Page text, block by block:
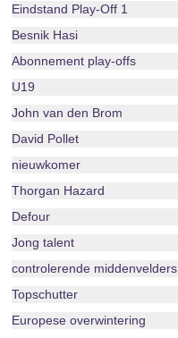
Eindstand Play-Off 1
Besnik Hasi
Abonnement play-offs
U19
John van den Brom
David Pollet
nieuwkomer
Thorgan Hazard
Defour
Jong talent
controlerende middenvelders
Topschutter
Europese overwintering